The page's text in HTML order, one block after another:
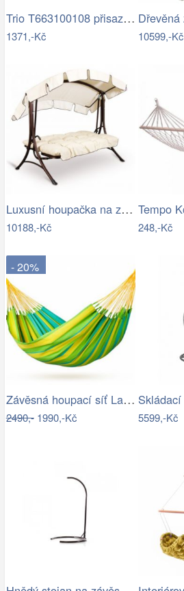
Trio T663100108 přisazené stropní…
1371,-Kč 10599,-Kč
Luxusní houpačka na zahradu - VGD
10188,-Kč 248,-Kč
- 20%
Závěsná houpací síť La Siesta SONRISA -…
2490,-1990,-Kč 5599,-Kč